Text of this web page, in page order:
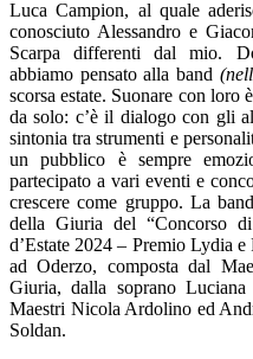
Luca Campion, al quale
conosciuto Alessandro e
Scarpa differenti dal mio.
abbiamo pensato alla band
scorsa estate. Suonare con loro
da solo: c’è il dialogo con gli
sintonia tra strumenti e
un pubblico è sempre
partecipato a vari eventi e
crescere come gruppo. La
della Giuria del “Concorso
d’Estate 2024 – Premio Lydia
ad Oderzo, composta dal
Giuria, dalla soprano
Maestri Nicola Ardolino ed
Soldan.